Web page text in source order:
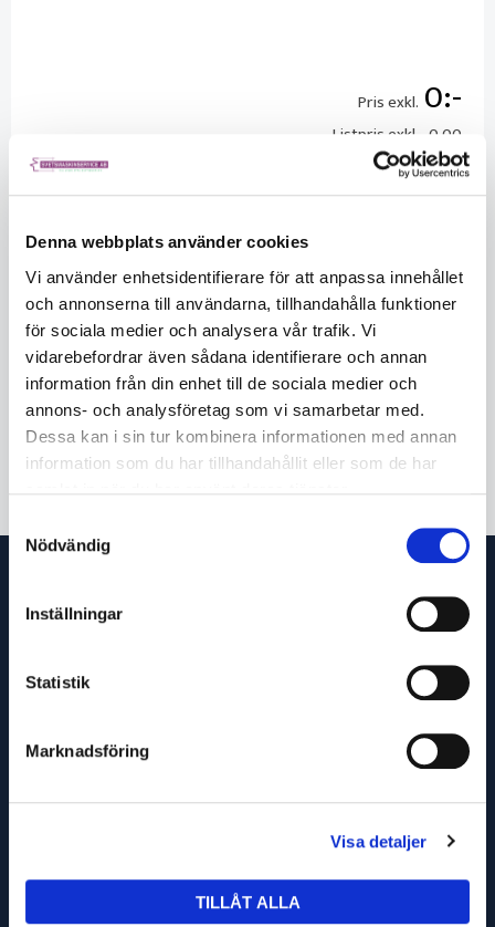
Denna webbplats använder cookies
Vi använder enhetsidentifierare för att anpassa innehållet
och annonserna till användarna, tillhandahålla funktioner
för sociala medier och analysera vår trafik. Vi
vidarebefordrar även sådana identifierare och annan
information från din enhet till de sociala medier och
annons- och analysföretag som vi samarbetar med.
Dessa kan i sin tur kombinera informationen med annan
information som du har tillhandahållit eller som de har
Nödvändig
Inställningar
Statistik
Marknadsföring
Visa detaljer
TILLÅT ALLA
Pris exkl. 0
Listpris exkl. 0.00
Leveranstid
KÖP